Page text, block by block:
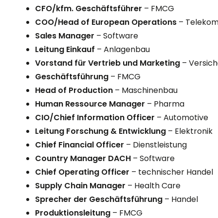
CFO/kfm. Geschäftsführer – FMCG
COO/Head of European Operations –
Sales Manager – Software
Leitung Einkauf – Anlagenbau
Vorstand für Vertrieb und Marketing –
Geschäftsführung – FMCG
Head of Production – Maschinenbau
Human Ressource Manager – Pharma
CIO/Chief Information Officer – Automotive
Leitung Forschung & Entwicklung – Elektronik
Chief Financial Officer – Dienstleistung
Country Manager DACH – Software
Chief Operating Officer – technischer Handel
Supply Chain Manager – Health Care
Sprecher der Geschäftsführung – Handel
Produktionsleitung – FMCG